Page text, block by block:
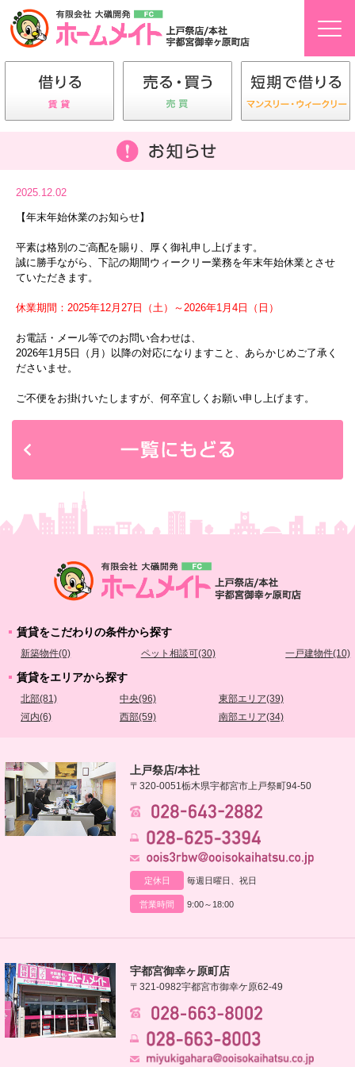
2025.12.02
【年末年始休業のお知らせ】
平素は格別のご高配を賜り、厚く御礼申し上げます。
誠に勝手ながら、下記の期間ウィークリー業務を年末年始休業とさせ
ていただきます。
休業期間：2025年12月27日（土）～2026年1月4日（日）
お電話・メール等でのお問い合わせは、
2026年1月5日（月）以降の対応になりますこと、あらかじめご了承く
ださいませ。
ご不便をお掛けいたしますが、何卒宜しくお願い申し上げます。
賃貸をこだわりの条件から探す
新築物件(0) ペット相談可(30) 一戸建物件(10)
賃貸をエリアから探す
北部(81) 中央(96)
東部エリア(39)
河内(6)
西部(59) 南部エリア(34)
上戸祭店/本社
〒320-0051栃木県宇都宮市上戸祭町94-50
定休日 毎週日曜日、祝日
営業時間 9:00～18:00
宇都宮御幸ヶ原町店
〒321-0982宇都宮市御幸ケ原62-49